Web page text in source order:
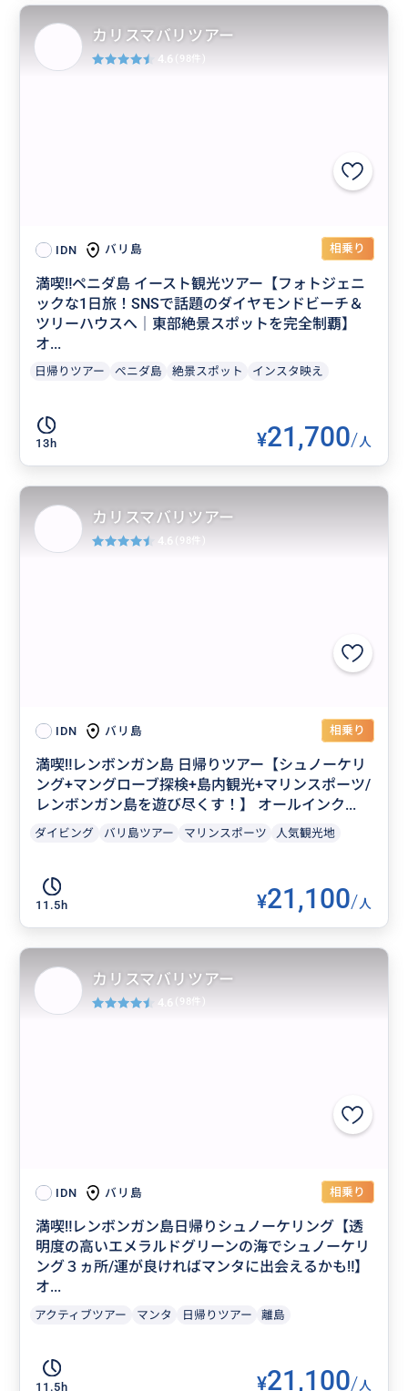
IDN バリ島 相乗り
満喫‼️ペニダ島 イースト観光ツアー【フォトジェニ
ックな1日旅！SNSで話題のダイヤモンドビーチ＆
ツリーハウスへ｜東部絶景スポットを完全制覇】
オ...
日帰りツアー ぺニダ島 絶景スポット インスタ映え
13h ¥21,700/人
カリスマバリツアー
4.6 (98件)
IDN バリ島 相乗り
満喫‼️レンボンガン島 日帰りツアー【シュノーケリ
ング+マングローブ探検+島内観光+マリンスポーツ/
レンボンガン島を遊び尽くす！】 オールインク...
ダイビング バリ島ツアー マリンスポーツ 人気観光地
11.5h ¥21,100/人
カリスマバリツアー
4.6 (98件)
IDN バリ島 相乗り
満喫‼️レンボンガン島日帰りシュノーケリング【透
明度の高いエメラルドグリーンの海でシュノーケリ
ング３ヵ所/運が良ければマンタに出会えるかも‼】
オ...
アクティブツアー マンタ 日帰りツアー 離島
11.5h ¥21,100/人
カリスマバリツアー
4.6 (98件)